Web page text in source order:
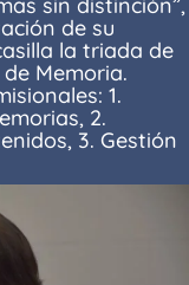
de su
la triada de
Memoria.
1.
2.
3. Gestión